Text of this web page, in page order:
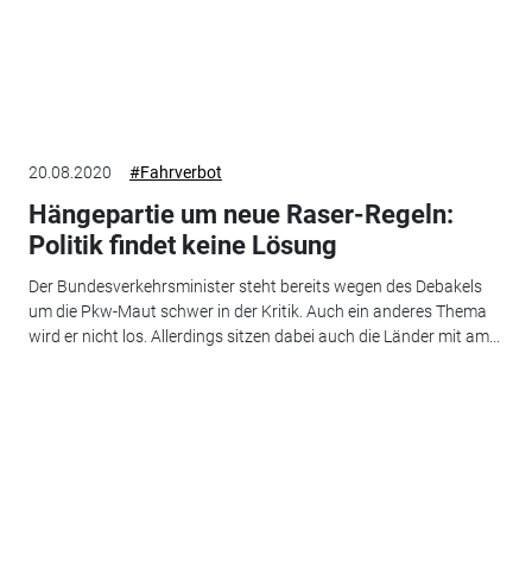
20.08.2020 #Fahrverbot
Hängepartie um neue Raser-Regeln:
Politik findet keine Lösung
Der Bundesverkehrsminister steht bereits wegen des Debakels
um die Pkw-Maut schwer in der Kritik. Auch ein anderes Thema
wird er nicht los. Allerdings sitzen dabei auch die Länder mit am...